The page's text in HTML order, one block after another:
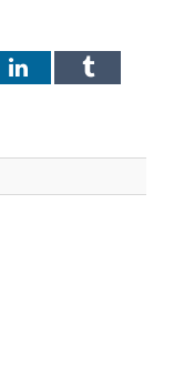
LinkedInTumblr